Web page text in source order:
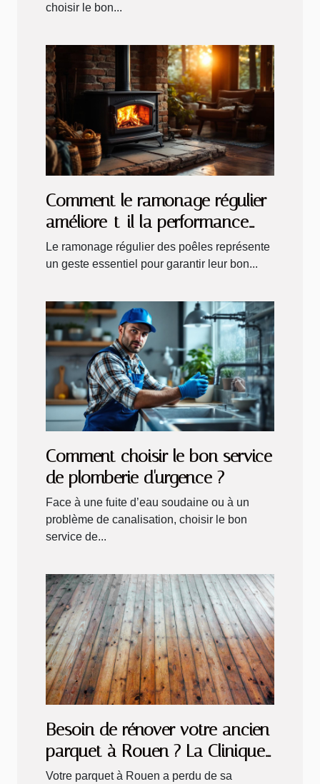
choisir le bon...
Comment le ramonage régulier
améliore-t-il la performance
des poêles ?
Le ramonage régulier des poêles représente
un geste essentiel pour garantir leur bon...
Comment choisir le bon service
de plomberie d'urgence ?
Face à une fuite d’eau soudaine ou à un
problème de canalisation, choisir le bon
service de...
Besoin de rénover votre ancien
parquet à Rouen ? La Clinique
du Sol vous accompagne !
Votre parquet à Rouen a perdu de sa